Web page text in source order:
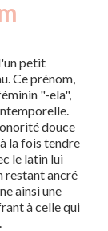
petit
Ce prénom,
"-ela",
douce
la fois tendre
le latin lui
restant ancré
ainsi une
à celle qui